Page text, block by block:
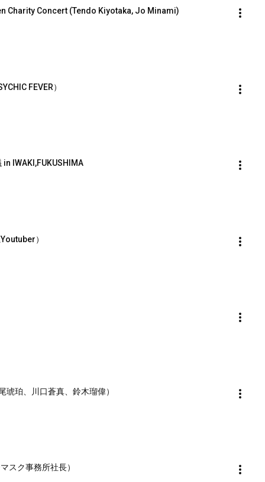
Charity Concert (Tendo Kiyotaka, Jo Minami)
FEVER）
IWAKI,FUKUSHIMA
）
琥珀、川口蒼真、鈴木瑠偉）
スク事務所社長）